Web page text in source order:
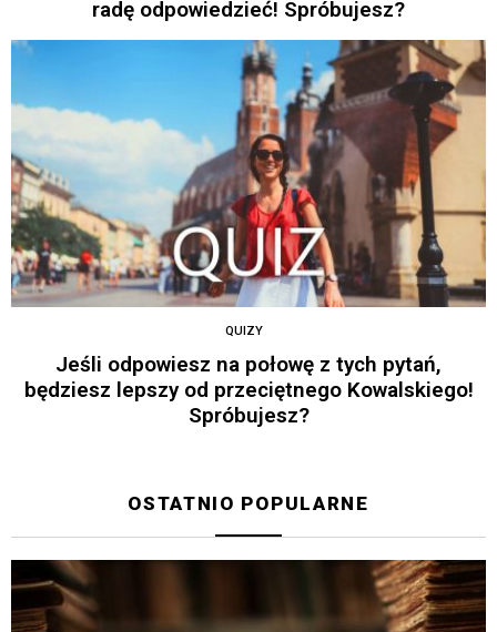
radę odpowiedzieć! Spróbujesz?
QUIZY
Jeśli odpowiesz na połowę z tych pytań,
będziesz lepszy od przeciętnego Kowalskiego!
Spróbujesz?
OSTATNIO POPULARNE